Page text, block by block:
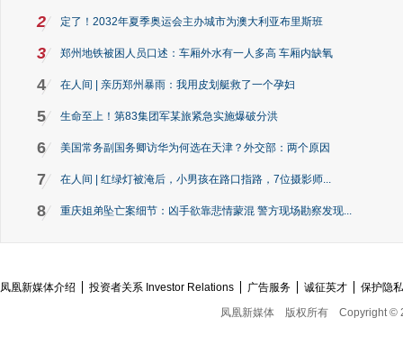
2 定了！2032年夏季奥运会主办城市为澳大利亚布里斯班
3 郑州地铁被困人员口述：车厢外水有一人多高 车厢内缺氧
4 在人间 | 亲历郑州暴雨：我用皮划艇救了一个孕妇
5 生命至上！第83集团军某旅紧急实施爆破分洪
6 美国常务副国务卿访华为何选在天津？外交部：两个原因
7 在人间 | 红绿灯被淹后，小男孩在路口指路，7位摄影师...
8 重庆姐弟坠亡案细节：凶手欲靠悲情蒙混 警方现场勘察发现...
凤凰新媒体介绍 投资者关系 Investor Relations 广告服务 诚征英才
保护隐
凤凰新媒体
版权所有 Copyright ©